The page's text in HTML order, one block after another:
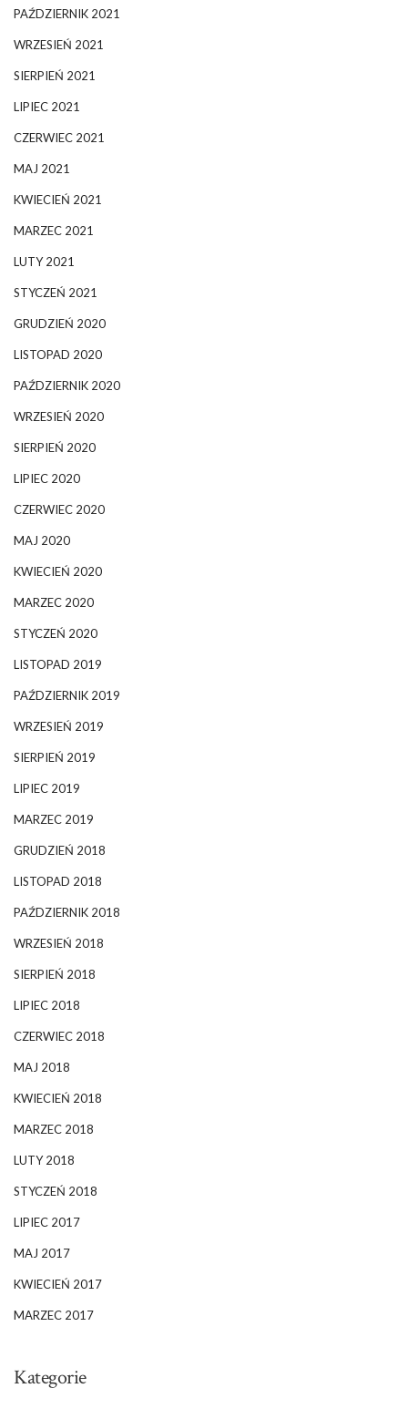
PAŹDZIERNIK 2021
WRZESIEŃ 2021
SIERPIEŃ 2021
LIPIEC 2021
CZERWIEC 2021
MAJ 2021
KWIECIEŃ 2021
MARZEC 2021
LUTY 2021
STYCZEŃ 2021
GRUDZIEŃ 2020
LISTOPAD 2020
PAŹDZIERNIK 2020
WRZESIEŃ 2020
SIERPIEŃ 2020
LIPIEC 2020
CZERWIEC 2020
MAJ 2020
KWIECIEŃ 2020
MARZEC 2020
STYCZEŃ 2020
LISTOPAD 2019
PAŹDZIERNIK 2019
WRZESIEŃ 2019
SIERPIEŃ 2019
LIPIEC 2019
MARZEC 2019
GRUDZIEŃ 2018
LISTOPAD 2018
PAŹDZIERNIK 2018
WRZESIEŃ 2018
SIERPIEŃ 2018
LIPIEC 2018
CZERWIEC 2018
MAJ 2018
KWIECIEŃ 2018
MARZEC 2018
LUTY 2018
STYCZEŃ 2018
LIPIEC 2017
MAJ 2017
KWIECIEŃ 2017
MARZEC 2017
Kategorie